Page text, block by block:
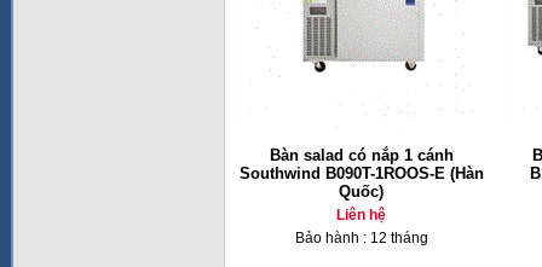
Bàn salad có nắp 1 cánh
Southwind B090T-1ROOS-E (Hàn
Quốc)
Liên hệ
Bảo hành : 12 tháng